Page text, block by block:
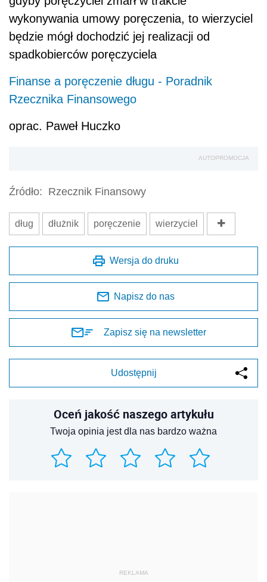
wykonywania umowy poręczenia, to wierzyciel
będzie mógł dochodzić jej realizacji od
spadkobierców poręczyciela
Finanse a poręczenie długu - Poradnik
Rzecznika Finansowego
oprac. Paweł Huczko
AUTOPROMOCJA
Źródło: Rzecznik Finansowy
dług dłużnik poręczenie wierzyciel
Wersja do druku
Napisz do nas
Zapisz się na newsletter
Udostępnij
Oceń jakość naszego artykułu
Twoja opinia jest dla nas bardzo ważna
REKLAMA